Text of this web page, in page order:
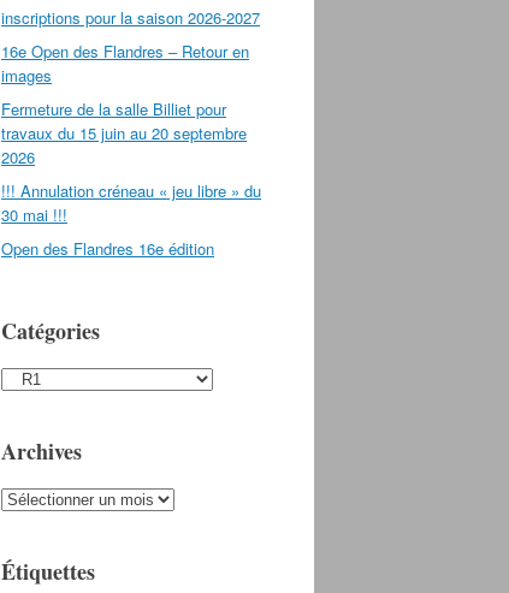
inscriptions pour la saison 2026-2027
16e Open des Flandres – Retour en
images
Fermeture de la salle Billiet pour
travaux du 15 juin au 20 septembre
2026
!!! Annulation créneau « jeu libre » du
30 mai !!!
Open des Flandres 16e édition
Catégories
Catégories
Archives
Archives
Étiquettes